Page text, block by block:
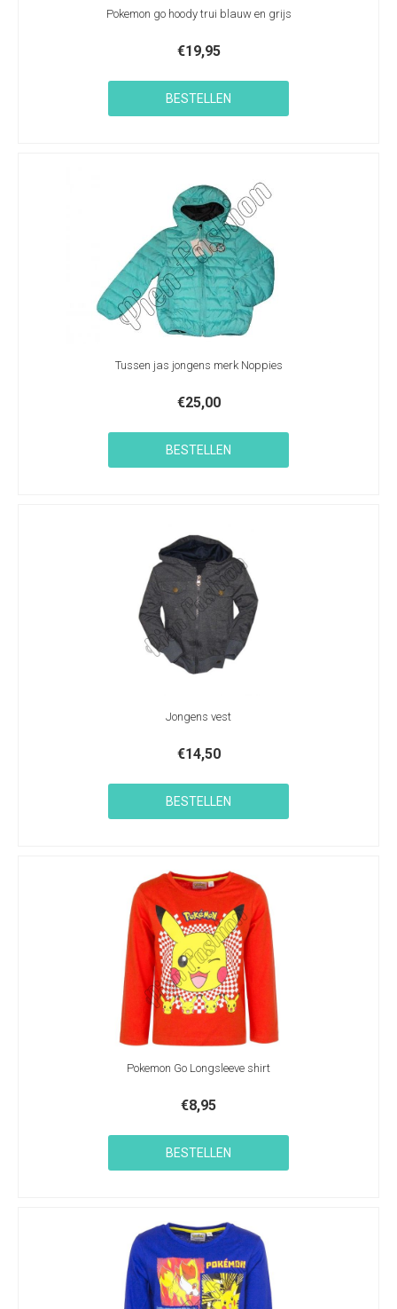
Pokemon go hoody trui blauw en grijs
€19,95
BESTELLEN
Tussen jas jongens merk Noppies
€25,00
BESTELLEN
Jongens vest
€14,50
BESTELLEN
Pokemon Go Longsleeve shirt
€8,95
BESTELLEN